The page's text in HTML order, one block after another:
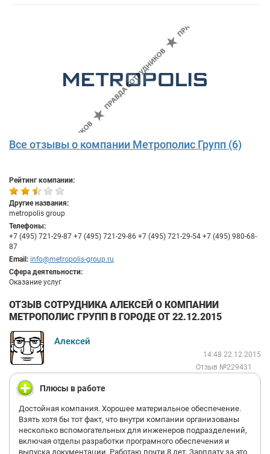
Все отзывы о компании Метрополис Групп (6)
Рейтинг компании:
Другие названия:
metropolis group
Телефоны:
+7 (495) 721-29-87 +7 (495) 721-29-86 +7 (495) 721-29-54 +7 (495) 980-68-
87
Email: info@metropolis-group.ru
Сфера деятельности:
Оказание услуг
ОТЗЫВ СОТРУДНИКА АЛЕКСЕЙ О КОМПАНИИ
МЕТРОПОЛИС ГРУПП В ГОРОДЕ ОТ 22.12.2015
Алексей
14:48 22.12.2015
Отзыв №229431
Плюсы в работе
Достойная компания. Хорошее материальное обеспечение.
Взять хотя бы тот факт, что внутри компании организованы
несколько вспомогательных для инженеров подразделений,
включая отделы разработки програмного обеспечения и
выпуска документации. Работаю почти 8 лет. Зарплату за это